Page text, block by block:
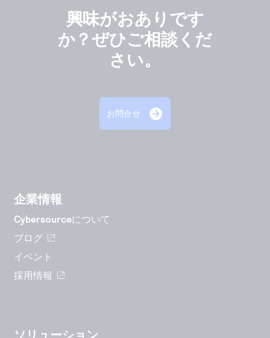
興味がおありです
か？ぜひご相談くだ
さい。
お問合せ
企業情報
Cybersourceについて
ブログ
イベント
採用情報
ソリューション